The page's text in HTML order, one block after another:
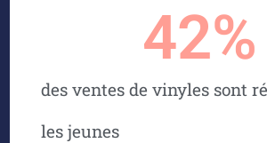
des ventes de vinyles sont
les jeunes
42%